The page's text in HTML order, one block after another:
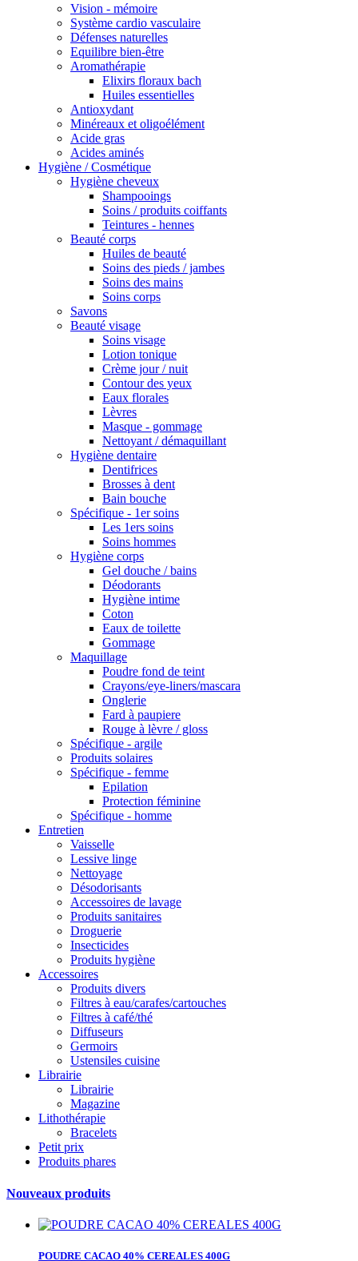
Vision - mémoire
Système cardio vasculaire
Défenses naturelles
Equilibre bien-être
Aromathérapie
Elixirs floraux bach
Huiles essentielles
Antioxydant
Minéreaux et oligoélément
Acide gras
Acides aminés
Hygiène / Cosmétique
Hygiène cheveux
Shampooings
Soins / produits coiffants
Teintures - hennes
Beauté corps
Huiles de beauté
Soins des pieds / jambes
Soins des mains
Soins corps
Savons
Beauté visage
Soins visage
Lotion tonique
Crème jour / nuit
Contour des yeux
Eaux florales
Lèvres
Masque - gommage
Nettoyant / démaquillant
Hygiène dentaire
Dentifrices
Brosses à dent
Bain bouche
Spécifique - 1er soins
Les 1ers soins
Soins hommes
Hygiène corps
Gel douche / bains
Déodorants
Hygiène intime
Coton
Eaux de toilette
Gommage
Maquillage
Poudre fond de teint
Crayons/eye-liners/mascara
Onglerie
Fard à paupiere
Rouge à lèvre / gloss
Spécifique - argile
Produits solaires
Spécifique - femme
Epilation
Protection féminine
Spécifique - homme
Entretien
Vaisselle
Lessive linge
Nettoyage
Désodorisants
Accessoires de lavage
Produits sanitaires
Droguerie
Insecticides
Produits hygiène
Accessoires
Produits divers
Filtres à eau/carafes/cartouches
Filtres à café/thé
Diffuseurs
Germoirs
Ustensiles cuisine
Librairie
Librairie
Magazine
Lithothérapie
Bracelets
Petit prix
Produits phares
Nouveaux produits
POUDRE CACAO 40% CEREALES 400G